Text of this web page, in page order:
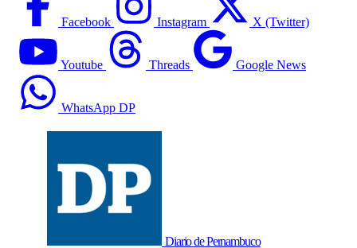
Facebook Instagram X (Twitter)
Youtube Threads Google News
WhatsApp DP
Diario de Pernambuco